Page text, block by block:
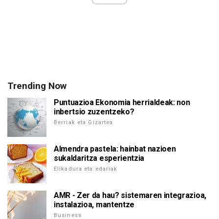
Trending Now
Puntuazioa Ekonomia herrialdeak: non
inbertsio zuzentzeko?
Berriak eta Gizartea
Almendra pastela: hainbat nazioen
sukaldaritza esperientzia
Elikadura eta edariak
AMR - Zer da hau? sistemaren integrazioa,
instalazioa, mantentze
Business